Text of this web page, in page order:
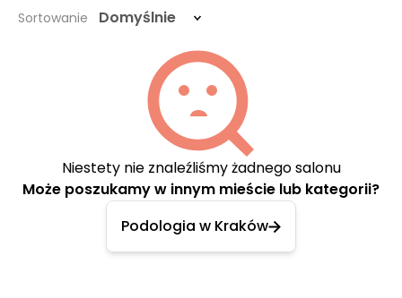
Sortowanie Domyślnie
Niestety nie znaleźliśmy żadnego salonu
Może poszukamy w innym mieście lub kategorii?
Podologia w Kraków